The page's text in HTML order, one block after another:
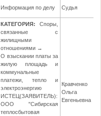
Информация по делу Судья
КАТЕГОРИЯ:
Споры,
связанные с
жилищными
отношениями →
О взыскании платы за
жилую площадь и
коммунальные
платежи, тепло и
электроэнергию
ИСТЕЦ(ЗАЯВИТЕЛЬ):
ООО "Сибирская
теплосбытовая
Кравченко
Ольга
Евгеньевна